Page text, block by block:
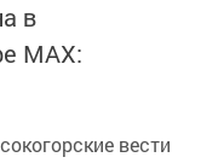
в
MАХ:
вести